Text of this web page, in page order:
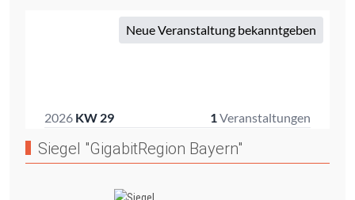
Siegel "GigabitRegion Bayern"